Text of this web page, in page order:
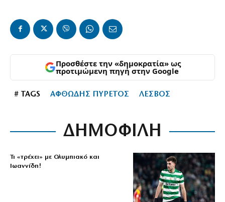
Προσθέστε την «δημοκρατία» ως
προτιμώμενη πηγή στην Google
# TAGS ΑΦΘΩΔΗΣ ΠΥΡΕΤΟΣ ΛΕΣΒΟΣ
ΔΗΜΟΦΙΛΗ
Τι «τρέχει» με Ολυμπιακό και
Ιωαννίδη!